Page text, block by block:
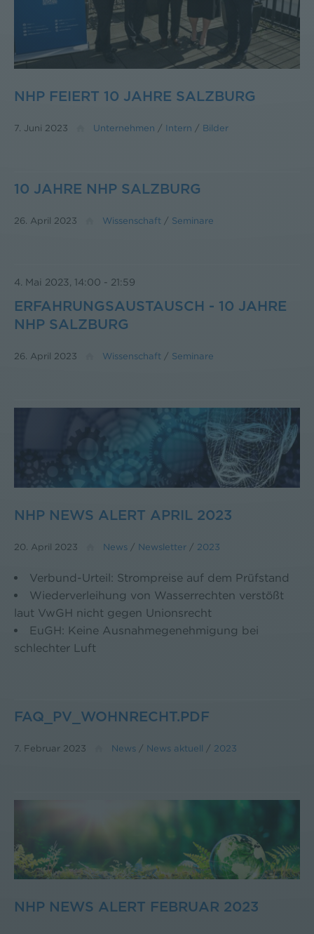
NHP FEIERT 10 JAHRE SALZBURG
7. Juni 2023 Unternehmen / Intern / Bilder
10 JAHRE NHP SALZBURG
26. April 2023 Wissenschaft / Seminare
4. Mai 2023, 14:00 - 21:59
ERFAHRUNGSAUSTAUSCH - 10 JAHRE
NHP SALZBURG
26. April 2023 Wissenschaft / Seminare
NHP NEWS ALERT APRIL 2023
20. April 2023 News / Newsletter / 2023
Verbund-Urteil: Strompreise auf dem Prüfstand
Wiederverleihung von Wasserrechten verstößt
laut VwGH nicht gegen Unionsrecht
EuGH: Keine Ausnahmegenehmigung bei
schlechter Luft
FAQ_PV_WOHNRECHT.PDF
7. Februar 2023 News / News aktuell / 2023
NHP NEWS ALERT FEBRUAR 2023